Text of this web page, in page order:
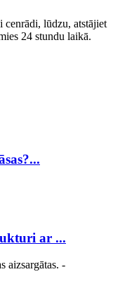
cenrādi, lūdzu, atstājiet
24 stundu laikā.
ar ...
aizsargātas. -